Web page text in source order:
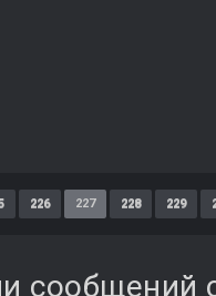
226 227 228 229
сообщений